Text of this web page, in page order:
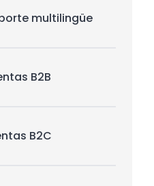
multilingüe
B2B
B2C